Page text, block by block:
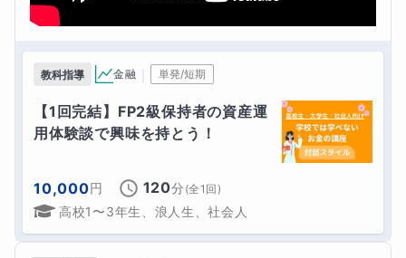
教科指導 金融 単発/短期
【1回完結】FP2級保持者の資産運
用体験談で興味を持とう！
10,000円 120分 (全1 回)
高校1〜3年生、浪人生、社会人